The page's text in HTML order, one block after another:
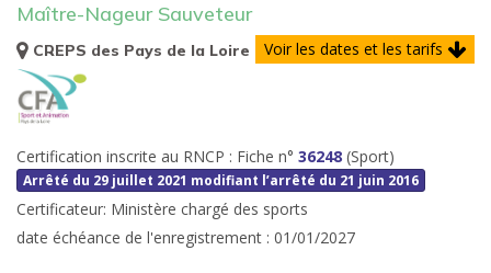
Maître-Nageur Sauveteur
Voir les dates et les tarifs
CREPS des Pays de la Loire
Certification inscrite au RNCP : Fiche n° 36248 (Sport)
Arrêté du 29 juillet 2021 modifiant l’arrêté du 21 juin 2016
Certificateur: Ministère chargé des sports
date échéance de l'enregistrement : 01/01/2027